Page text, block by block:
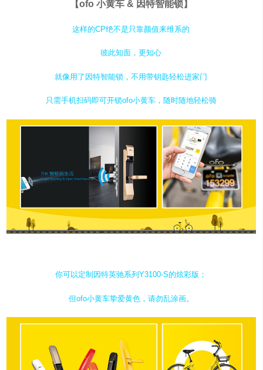
【ofo 小黄车 & 因特智能锁】
这样的CP绝不是只靠颜值来维系的
彼此知面，更知心
就像用了因特智能锁，不用带钥匙轻松进家门
只需手机扫码即可开锁ofo小黄车，随时随地轻松骑
你可以定制因特英驰系列Y3100-S的炫彩版；
但ofo小黄车挚爱黄色，请勿乱涂画。